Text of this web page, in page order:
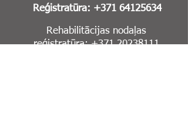
Reģistratūra: +371 64125634
Rehabilitācijas nodaļas
reģistratūra:+371 20238111